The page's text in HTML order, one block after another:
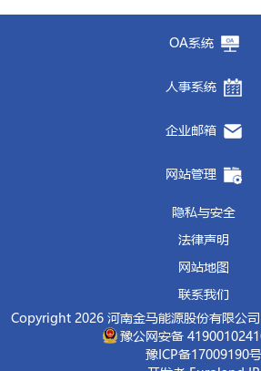
全环保管控全覆盖，坚
线，防范各类安全环保事
避、不退缩，主动想办
企业经营发展基本盘。要
安全稳定发展防线，凝
凝聚力，营造团结和谐
境，为企业发展筑牢坚实
当，凝聚干事创业强大合
下”的责任感，抓实抓
年度目标任务圆满完成
会后，公司组织部分党
庆祝中国共产
书记、工会主席王德川
经理杜轶峰共同签署《
国红到会指导并致辞表示
为重要战略合作伙伴，
局，将党的政治优势、
势、合作优势的一次有
将围绕“资
相促进、共同提高”的
态化、制度化的党建合作
此次活动是公司党委深
协同的重要实践。下一
面，切实以对党忠诚、
行初心使命。
培训班结束后，公司于
干部赴洛阳开展红色教
博物馆和东方红大功率
家学习我国农机工业发
时代“大国重器”的硬
方红”品牌背后蕴含的
在洛八办红色旧址，大
足迹，逐一参观馆内历
与文献史料，切身感受
神洗礼与思想淬炼。
此次培训形式多样、内
中授课夯实了理论基础
视野，实现了思想淬炼
标。参训学员一致表示
要求，严格对标焦化行
绿色生产，确保各类污
益、社会效益与生态效益
表示感谢，并表示企业
流程管控，持续优化环
全、环保双重底线，合
发展，持续做大做强主
示范区经济社
张良城对下一步制度建
制度平台的上线运行，
起草、审核、批准、发
查询和应用，打造了
统”。这不仅是简单的
次深刻的管理理念更新
助于建设更加智慧、更加
级、实现绿色高质量发
创环境绩效A级企业的关
省、示范区相关标准，
内部管理，科学统筹环
同时，要建立健全常态
前好的形势巩固下去，
起检验，为全市环境空
杜轶峰汇报了公司相关
会以及各级领导对企业
感谢。他表示，企业将
共融、发展共赢的全新合
济兴农发集团董事长苗
行，金马能源党委书记
党委班子成员，党建专员
活动伊始，双方隆重举
仪式。济兴农发集团董
共建协议书》，并共同
牌。双方一致表示，将
立常态化交流机制，围
干部互动、业务发展互
势，以高质量党建引领双
签约揭牌仪式结束后，
层党建工作经验和产业发
余名党员干部代表在济
陪同下，先后走进国家
OA系统
人事系统
企业邮箱
网站管理
隐私与安全
法律声明
网站地图
联系我们
Copyright 2026 河南金马能源股份有限公
豫公网安备
豫ICP备17009190号